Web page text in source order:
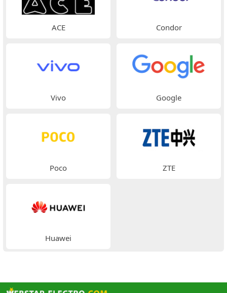
ACE Condor
Vivo Google
Poco ZTE
Huawei